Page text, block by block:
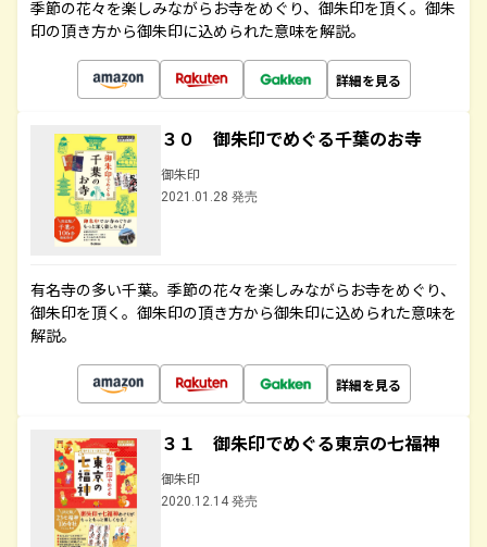
季節の花々を楽しみながらお寺をめぐり、御朱印を頂く。御朱
印の頂き方から御朱印に込められた意味を解説。
詳細を見る
３０ 御朱印でめぐる千葉のお寺
御朱印
2021.01.28 発売
有名寺の多い千葉。季節の花々を楽しみながらお寺をめぐり、
御朱印を頂く。御朱印の頂き方から御朱印に込められた意味を
解説。
詳細を見る
３１ 御朱印でめぐる東京の七福神
御朱印
2020.12.14 発売